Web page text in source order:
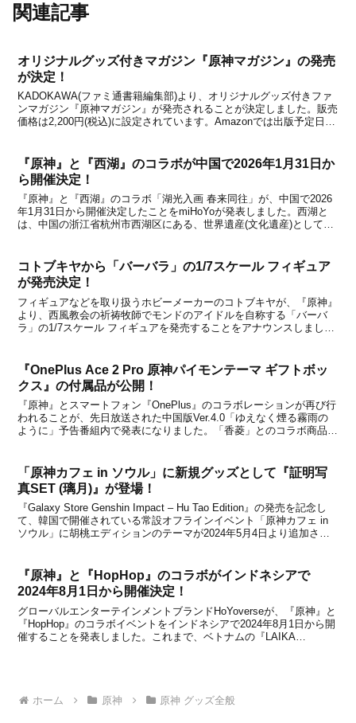
関連記事
オリジナルグッズ付きマガジン『原神マガジン』の発売
が決定！
KADOKAWA(ファミ通書籍編集部)より、オリジナルグッズ付きファ
ンマガジン『原神マガジン』が発売されることが決定しました。販売
価格は2,200円(税込)に設定されています。Amazonでは出版予定日が
『原神』と『西湖』のコラボが中国で2026年1月31日か
ら開催決定！
『原神』と『西湖』のコラボ「湖光入画 春来同往」が、中国で2026
年1月31日から開催決定したことをmiHoYoが発表しました。西湖と
は、中国の浙江省杭州市西湖区にある、世界遺産(文化遺産)としても
コトブキヤから「バーバラ」の1/7スケール フィギュア
が発売決定！
フィギュアなどを取り扱うホビーメーカーのコトブキヤが、『原神』
より、西風教会の祈祷牧師でモンドのアイドルを自称する「バーバ
ラ」の1/7スケール フィギュアを発売することをアナウンスしまし
『OnePlus Ace 2 Pro 原神パイモンテーマ ギフトボッ
クス』の付属品が公開！
『原神』とスマートフォン『OnePlus』のコラボレーションが再び行
われることが、先日放送された中国版Ver.4.0「ゆえなく煙る霧雨の
ように」予告番組内で発表になりました。「香菱」とのコラボ商品が
「原神カフェ in ソウル」に新規グッズとして『証明写
真SET (璃月)』が登場！
『Galaxy Store Genshin Impact – Hu Tao Edition』の発売を記念し
て、韓国で開催されている常設オフラインイベント「原神カフェ in
ソウル」に胡桃エディションのテーマが2024年5月4日より追加され
『原神』と『HopHop』のコラボがインドネシアで
2024年8月1日から開催決定！
グローバルエンターテインメントブランドHoYoverseが、『原神』と
『HopHop』のコラボイベントをインドネシアで2024年8月1日から開
催することを発表しました。これまで、ベトナムの『LAIKA
ホーム 原神 原神 グッズ全般